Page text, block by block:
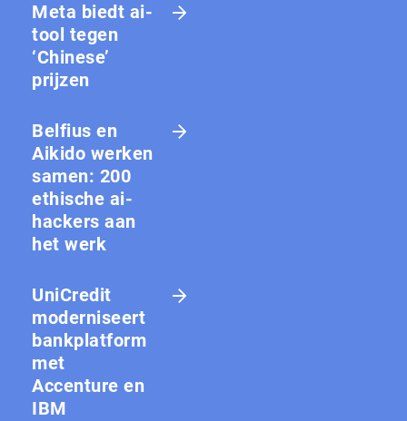
Meta biedt ai-
tool tegen
‘Chinese’
prijzen
Belfius en
Aikido werken
samen: 200
ethische ai-
hackers aan
het werk
UniCredit
moderniseert
bankplatform
met
Accenture en
IBM